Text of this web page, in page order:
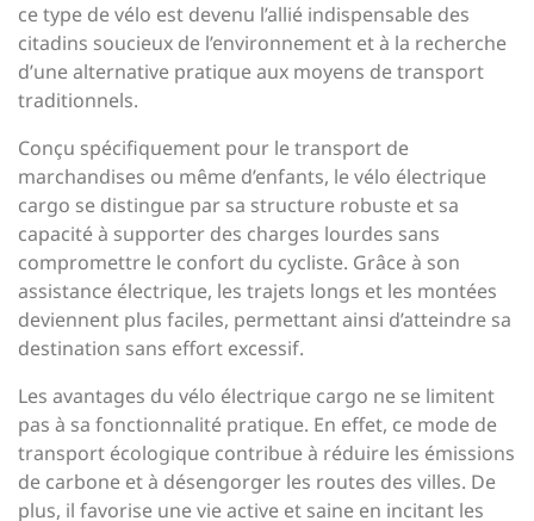
ce type de vélo est devenu l’allié indispensable des
citadins soucieux de l’environnement et à la recherche
d’une alternative pratique aux moyens de transport
traditionnels.
Conçu spécifiquement pour le transport de
marchandises ou même d’enfants, le vélo électrique
cargo se distingue par sa structure robuste et sa
capacité à supporter des charges lourdes sans
compromettre le confort du cycliste. Grâce à son
assistance électrique, les trajets longs et les montées
deviennent plus faciles, permettant ainsi d’atteindre sa
destination sans effort excessif.
Les avantages du vélo électrique cargo ne se limitent
pas à sa fonctionnalité pratique. En effet, ce mode de
transport écologique contribue à réduire les émissions
de carbone et à désengorger les routes des villes. De
plus, il favorise une vie active et saine en incitant les